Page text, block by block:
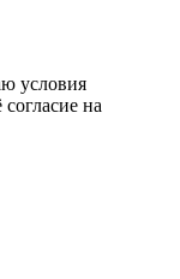
условия
на